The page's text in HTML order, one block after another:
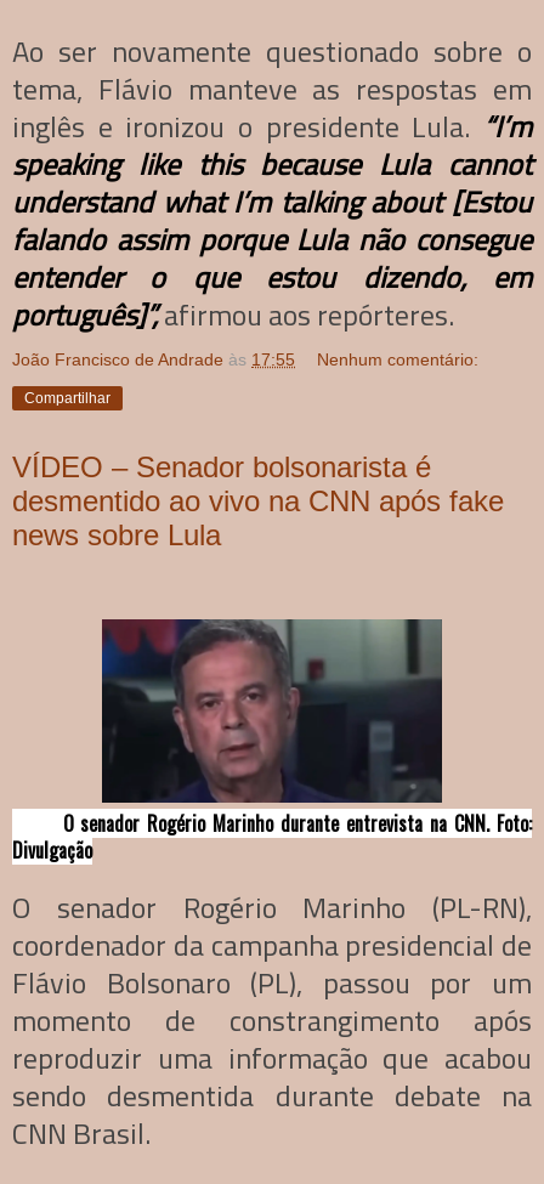
Ao ser novamente questionado sobre o
tema, Flávio manteve as respostas em
inglês e ironizou o presidente Lula. “I’m
speaking like this because Lula cannot
understand what I’m talking about [Estou
falando assim porque Lula não consegue
entender o que estou dizendo, em
português]”,afirmou aos repórteres.
João Francisco de Andrade às 17:55 Nenhum comentário:
Compartilhar
VÍDEO – Senador bolsonarista é
desmentido ao vivo na CNN após fake
news sobre Lula
O senador Rogério Marinho durante entrevista na CNN. Foto:
Divulgação
O senador Rogério Marinho (PL-RN),
coordenador da campanha presidencial de
Flávio Bolsonaro (PL), passou por um
momento de constrangimento após
reproduzir uma informação que acabou
sendo desmentida durante debate na
CNN Brasil.